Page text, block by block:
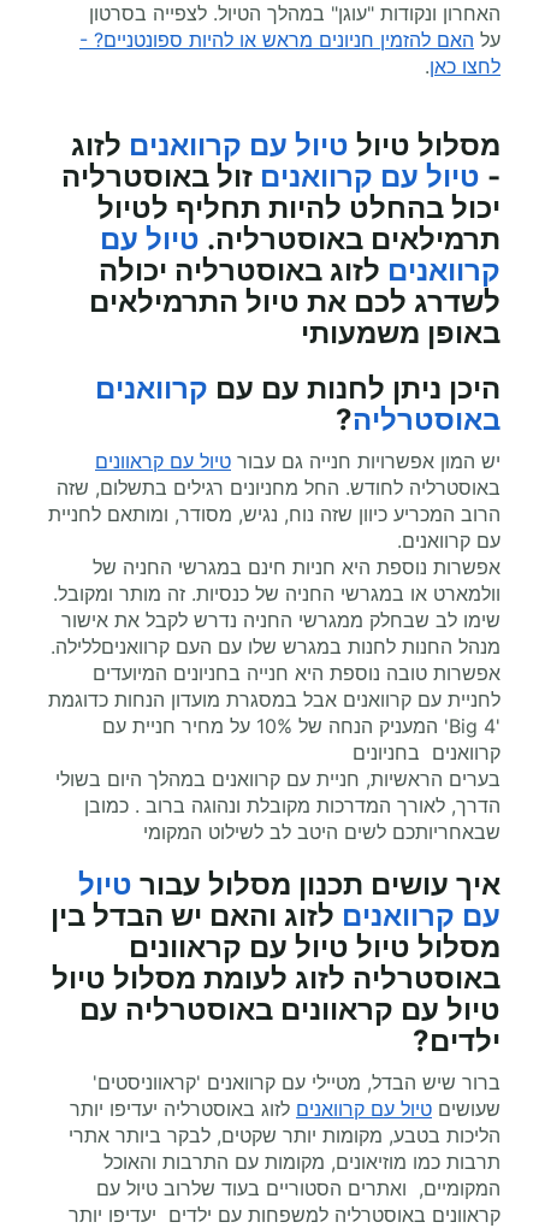
האחרון ונקודות "עוגן" במהלך הטיול. לצפייה בסרטון
על האם להזמין חניונים מראש או להיות ספונטניים? -
לחצו כאן.
מסלול טיול טיול עם קרוואנים לזוג
- טיול עם קרוואנים זול באוסטרליה
יכול בהחלט להיות תחליף לטיול
תרמילאים באוסטרליה. טיול עם
קרוואנים לזוג באוסטרליה יכולה
לשדרג לכם את טיול התרמילאים
באופן משמעותי
היכן ניתן לחנות עם עם קרוואנים
באוסטרליה?
יש המון אפשרויות חנייה גם עבור טיול עם קראוונים
באוסטרליה לחודש. החל מחניונים רגילים בתשלום, שזה
הרוב המכריע כיוון שזה נוח, נגיש, מסודר, ומותאם לחניית
עם קרוואנים.
אפשרות נוספת היא חניות חינם במגרשי החניה של
וולמארט או במגרשי החניה של כנסיות. זה מותר ומקובל.
שימו לב שבחלק ממגרשי החניה נדרש לקבל את אישור
מנהל החנות לחנות במגרש שלו עם העם קרוואניםללילה.
אפשרות טובה נוספת היא חנייה בחניונים המיועדים
לחניית עם קרוואנים אבל במסגרת מועדון הנחות כדוגמת
'Big 4' המעניק הנחה של 10% על מחיר חניית עם
קרוואנים בחניונים
בערים הראשיות, חניית עם קרוואנים במהלך היום בשולי
הדרך, לאורך המדרכות מקובלת ונהוגה ברוב . כמובן
שבאחריותכם לשים היטב לב לשילוט המקומי
איך עושים תכנון מסלול עבור טיול
עם קרוואנים לזוג והאם יש הבדל בין
מסלול טיול טיול עם קראוונים
באוסטרליה לזוג לעומת מסלול טיול
טיול עם קראוונים באוסטרליה עם
ילדים?
ברור שיש הבדל, מטיילי עם קרוואנים 'קראווניסטים'
שעושים טיול עם קרוואנים לזוג באוסטרליה יעדיפו יותר
הליכות בטבע, מקומות יותר שקטים, לבקר ביותר אתרי
תרבות כמו מוזיאונים, מקומות עם התרבות והאוכל
המקומיים, ואתרים הסטוריים בעוד שלרוב טיול עם
קראוונים באוסטרליה למשפחות עם ילדים יעדיפו יותר